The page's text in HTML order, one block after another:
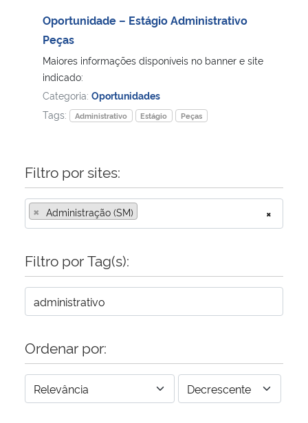
Ministério da Saúde
Ministério de Minas e Energia
Ministério da Ciência, Tecnologia, Inovações e Comunicações
Ministério do Turismo
Ministério do Desenvolvimento Regional
Secretaria de Governo
Gabinete de Segurança Institucional
Oportunidade – Estágio Administrativo
Peças
Maiores informações disponíveis no banner e site
indicado:
Categoria: Oportunidades
Tags:
Administrativo Estágio Peças
Filtro por sites:
×
× Administração (SM)
Filtro por Tag(s):
Ordenar por: